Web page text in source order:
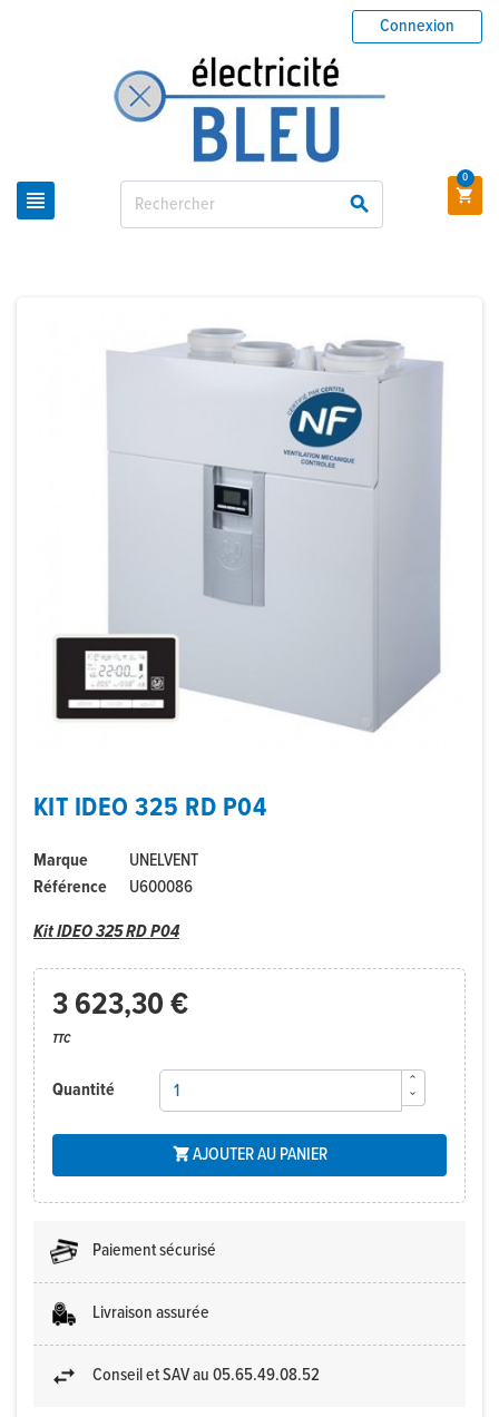
 
Connexion

0
KIT IDEO 325 RD P04
Marque
UNELVENT
Référence
U600086
Kit IDEO 325 RD P04
3 623,30 €
TTC
Quantité
AJOUTER AU PANIER
Paiement sécurisé
Livraison assurée
Conseil et SAV au 05.65.49.08.52